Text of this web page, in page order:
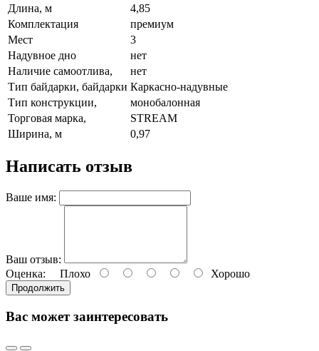
Длина, м
4,85
Комплектация
премиум
Мест
3
Надувное дно
нет
Наличие самоотлива,
нет
Тип байдарки, байдарки Каркасно-надувные
Тип конструкции,
монобалонная
Торговая марка,
STREAM
Ширина, м
0,97
Написать отзыв
Ваше имя:
Ваш отзыв:
Оценка: Плохо Хорошо
Продолжить
Вас может заинтересовать